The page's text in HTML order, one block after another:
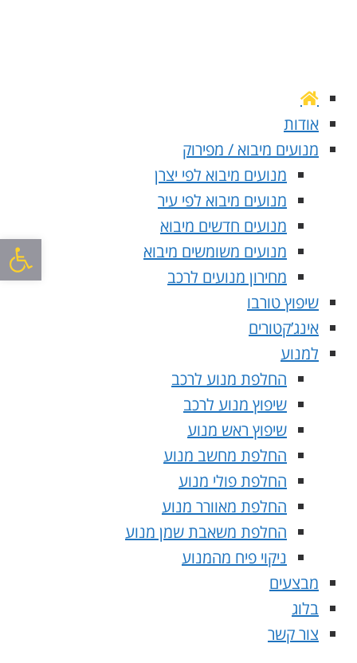
אודות
מנועים מיבוא / מפירוק
מנועים מיבוא לפי יצרן
מנועים מיבוא לפי עיר
מנועים חדשים מיבוא
מנועים משומשים מיבוא
מחירון מנועים לרכב
שיפוץ טורבו
אינג’קטורים
למנוע
החלפת מנוע לרכב
שיפוץ מנוע לרכב
שיפוץ ראש מנוע
החלפת מחשב מנוע
החלפת פולי מנוע
החלפת מאוורר מנוע
החלפת משאבת שמן מנוע
ניקוי פיח מהמנוע
מבצעים
בלוג
צור קשר
פתח